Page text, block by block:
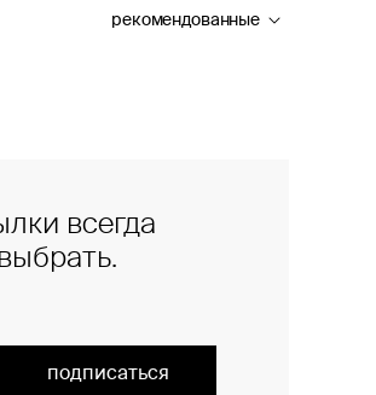
рекомендованные
всегда
подписаться